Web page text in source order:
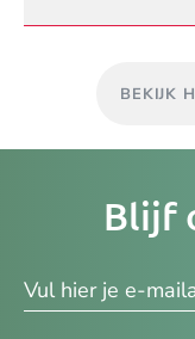
BEKIJK
Blijf